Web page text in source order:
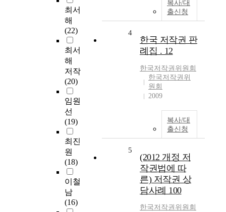
최서
해
(22)
최서
해
저작
(20)
임원
선
(19)
최진
원
(18)
이철
남
(16)
복사/대
출신청
4
한국 저작권 판
례집 . 12
한국저작권위원회
한국저작권위
원회
2009
복사/대
출신청
5
(2012 개정 저
작권법에 따
른) 저작권 상
담사례 100
한국저작권위원회